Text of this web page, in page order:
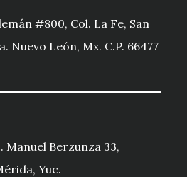
#800, Col. La Fe, San
Nuevo León, Mx. C.P. 66477
Manuel Berzunza 33,
Yuc.